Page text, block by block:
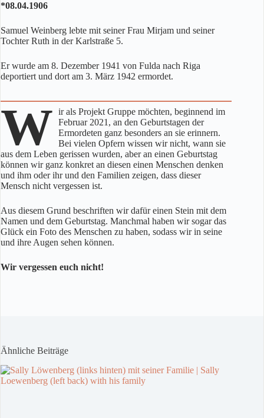
*08.04.1906
Samuel Weinberg lebte mit seiner Frau Mirjam und seiner
Tochter Ruth in der Karlstraße 5.
Er wurde am 8. Dezember 1941 von Fulda nach Riga
deportiert und dort am 3. März 1942 ermordet.
W ir als Projekt Gruppe möchten, beginnend im
Februar 2021, an den Geburtstagen der
Ermordeten ganz besonders an sie erinnern.
Bei vielen Opfern wissen wir nicht, wann sie
aus dem Leben gerissen wurden, aber an einen Geburtstag
können wir ganz konkret an diesen einen Menschen denken
und ihm oder ihr und den Familien zeigen, dass dieser
Mensch nicht vergessen ist.
Aus diesem Grund beschriften wir dafür einen Stein mit dem
Namen und dem Geburtstag. Manchmal haben wir sogar das
Glück ein Foto des Menschen zu haben, sodass wir in seine
und ihre Augen sehen können.
Wir vergessen euch nicht!
Ähnliche Beiträge